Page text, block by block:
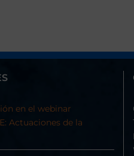
en el webinar
Actuaciones de la